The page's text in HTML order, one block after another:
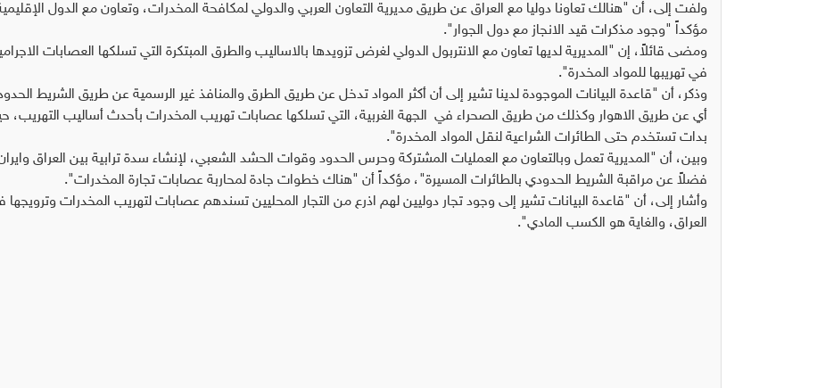
ولفت إلى، أن "هنالك تعاونا دوليا مع العراق عن طريق مديرية التعاون العربي والدولي لمكافحة المخدرات، وتعاون مع الدول
مؤكداً "وجود مذكرات قيد الانجاز مع دول الجوار".
ومضى قائلاً، إن "المديرية لديها تعاون مع الانتربول الدولي لغرض تزويدها بالاساليب والطرق المبتكرة التي تسلكها العصابات
في تهريبها للمواد المخدرة".
وذكر، أن "قاعدة البيانات الموجودة لدينا تشير إلى أن أكثر المواد تدخل عن طريق الطرق والمنافذ غير الرسمية عن طريق الشريط
أي عن طريق الاهوار وكذلك من طريق الصحراء في الجهة الغربية، التي تسلكها عصابات تهريب المخدرات بأحدث أساليب التهريب،
بدات تستخدم حتى الطائرات الشراعية لنقل المواد المخدرة".
وبين، أن "المديرية تعمل وبالتعاون مع العمليات المشتركة وحرس الحدود وقوات الحشد الشعبي، لإنشاء سدة ترابية بين العراق
فضلاً عن مراقبة الشريط الحدودي بالطائرات المسيرة"، مؤكداً أن "هناك خطوات جادة لمحاربة عصابات تجارة المخدرات".
وأشار إلى، أن "قاعدة البيانات تشير إلى وجود تجار دوليين لهم اذرع من التجار المحليين تسندهم عصابات لتهريب المخدرات وترويجها
العراق، والغاية هو الكسب المادي".